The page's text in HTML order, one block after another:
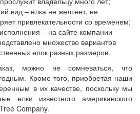
вид – елка не желтеет, не
привлекательности со временем;
– на сайте компании
множество вариантов
елок разных размеров.
можно не сомневаться, что
Кроме того, приобретая наши
в их качестве, поскольку мы
елки известного американского
Company.